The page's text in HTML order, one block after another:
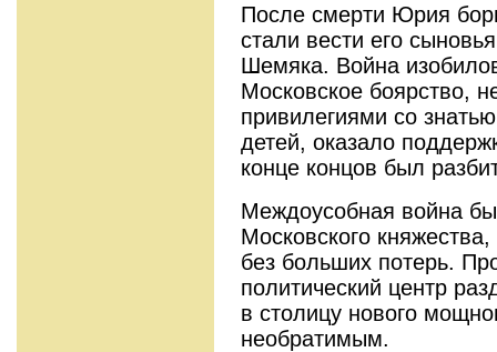
После смерти Юрия
стали вести его
Шемяка. Война
Московское боярство,
привилегиями со
детей, оказало
конце концов был
Междоусобная война
Московского
без больших потерь.
политический центр
в столицу нового
необратимым.